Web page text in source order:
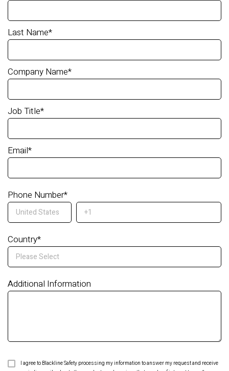
Last Name*
Company Name*
Job Title*
Email*
Phone Number*
Country*
Additional Information
I agree to Blackline Safety processing my information to answer my request and receive